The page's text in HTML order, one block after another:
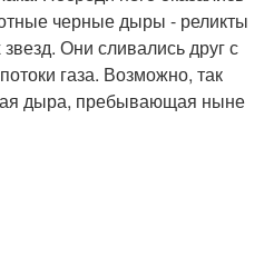
черные дыры - реликты
Они сливались друг с
газа. Возможно, так
дыра, пребывающая ныне